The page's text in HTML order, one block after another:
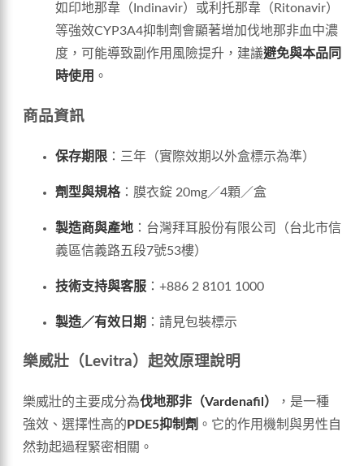
如印地那韋（Indinavir）或利托那韋（Ritonavir）
等強效CYP3A4抑制劑會顯著增加伐地那非血中濃
度，可能導致副作用風險提升，建議避免與本品同
時使用 。
商品資訊
保存期限 ：三年（實際效期以外盒標示為準）
劑型與規格：膜衣錠 20mg／4顆／盒
製造商與產地 ：台灣拜耳股份有限公司（台北市信
義區信義路五段7號53樓）
技術支持與客服 ：+886 2 8101 1000
製造／有效日期 ：請見包裝標示
樂威壯（Levitra）起效原理說明
樂威壯的主要成分為伐地那非（Vardenafil）
，是一種
強效、選擇性高的 PDE5抑制劑 。它的作用機制與男性自
然勃起過程緊密相關。